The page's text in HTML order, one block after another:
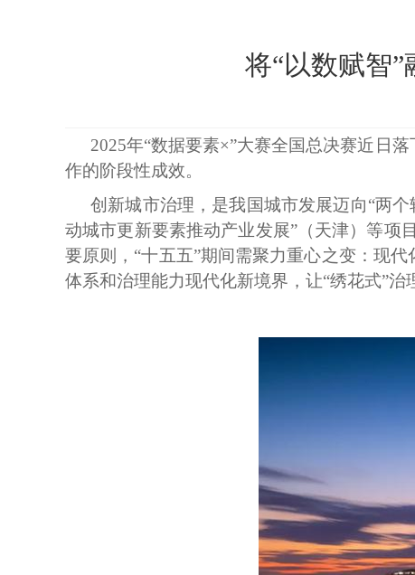
将“以数赋智
2025年“数据要素×”大赛全国总决赛近日
作的阶段性成效。
创新城市治理，是我国城市发展迈向“两
动城市更新要素推动产业发展”（天津）等项
要原则，“十五五”期间需聚力重心之变：现
体系和治理能力现代化新境界，让“绣花式”